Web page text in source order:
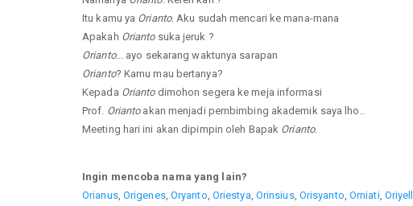
Itu kamu ya Orianto. Aku sudah mencari ke mana-mana
Apakah Oriantosuka jeruk ?
Orianto... ayo sekarang waktunya sarapan
Orianto? Kamu mau bertanya?
Kepada Oriantodimohon segera ke meja informasi
Prof. Oriantoakan menjadi pembimbing akademik saya lho..
Meeting hari ini akan dipimpin oleh Bapak Orianto.
Ingin mencoba nama yang lain?
Orianus, Origenes, Oryanto Oriestya Orinsius, Orisyanto Orniati, Oriyell